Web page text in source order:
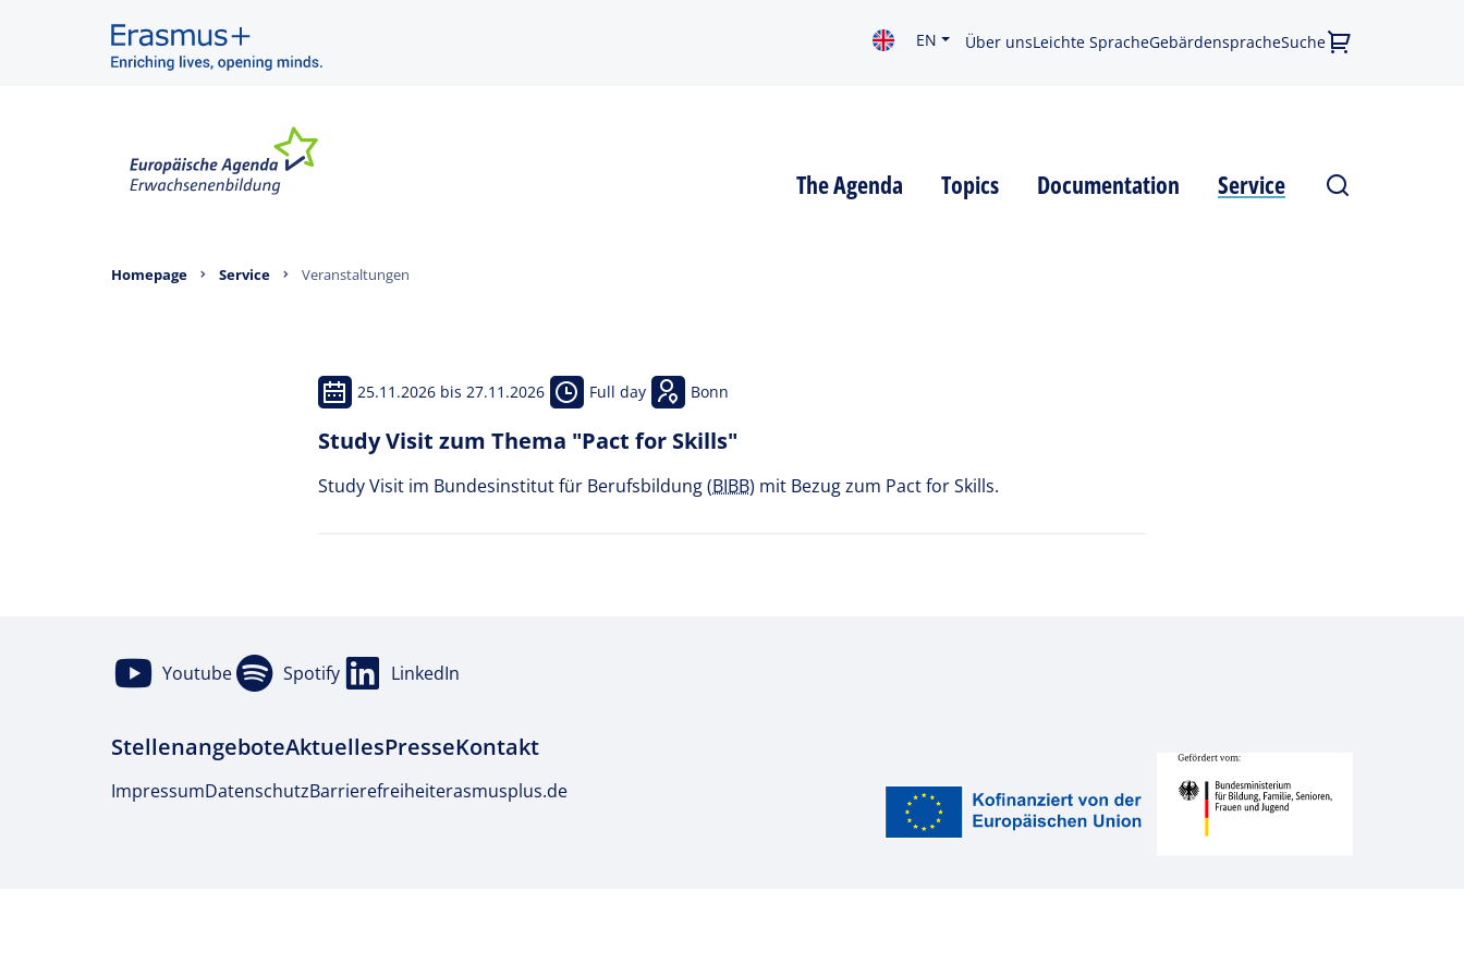
EN Über unsLeichte SpracheGebärdenspracheSuche
The Agenda Topics Documentation Service
Homepage Service Veranstaltungen
25.11.2026 bis 27.11.2026 Full day Bonn
Study Visit zum Thema "Pact for Skills"
Study Visit im Bundesinstitut für Berufsbildung (BIBB) mit Bezug zum Pact for Skills.
Youtube Spotify LinkedIn
StellenangeboteAktuellesPresseKontakt
ImpressumDatenschutzBarrierefreiheiterasmusplus.de